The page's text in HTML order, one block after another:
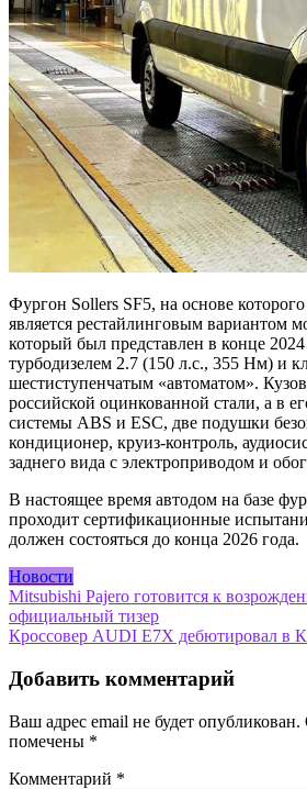
Фургон Sollers SF5, на основе
является рестайлинговым вариантом
который был представлен в конце
турбодизелем 2.7 (150 л.с., 355 Нм) и
шестиступенчатым «автоматом».
российской оцинкованной стали, а в
системы АBS и ESC, две подушки
кондиционер, круиз-контроль,
заднего вида с электроприводом и
В настоящее время автодом на базе
проходит сертификационные
должен состояться до конца 2026 года.
Новости
Навигация
по
Mitsubishi Pajero готовится к
официальный тизер
Кроссовер AUDI E7X дебютировал в
Добавить комментарий
Ваш адрес email не будет опубликован.
помечены *
Комментарий *